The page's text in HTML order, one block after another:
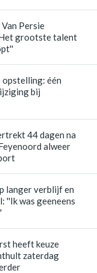
Persie
grootste talent
opstelling: één
bij
44 dagen na
alweer
langer verblijf en
''Ik was geeneens
heeft keuze
zaterdag